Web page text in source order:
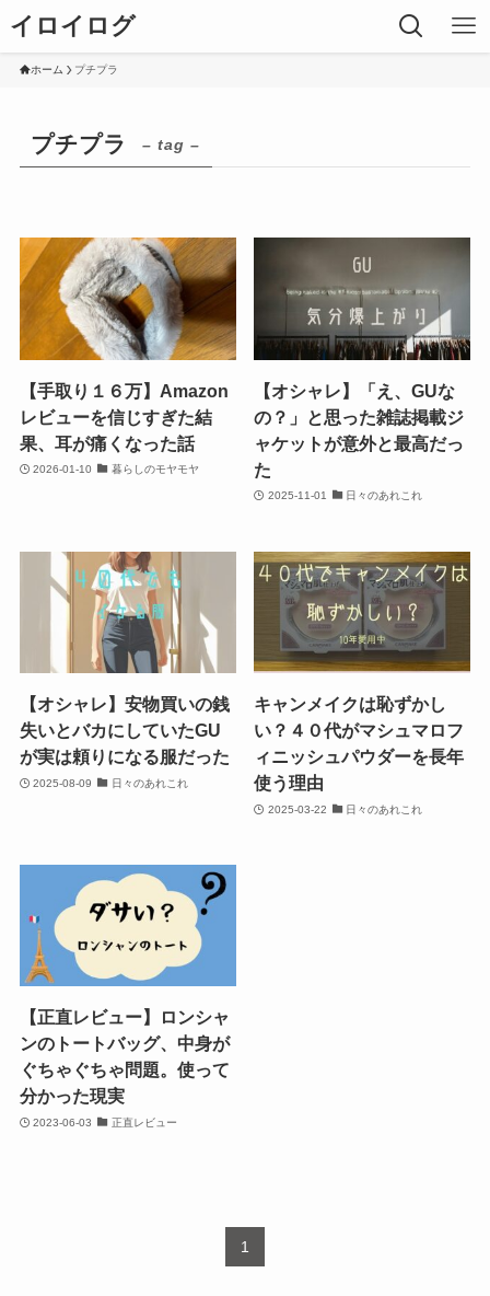
イロイログ
ホーム プチプラ
プチプラ – tag –
【手取り１６万】Amazon
レビューを信じすぎた結
果、耳が痛くなった話
2026-01-10 暮らしのモヤモヤ
【オシャレ】「え、GUな
の？」と思った雑誌掲載ジ
ャケットが意外と最高だっ
た
2025-11-01 日々のあれこれ
【オシャレ】安物買いの銭
失いとバカにしていたGU
が実は頼りになる服だった
2025-08-09 日々のあれこれ
キャンメイクは恥ずかし
い？４０代がマシュマロフ
ィニッシュパウダーを長年
使う理由
2025-03-22 日々のあれこれ
【正直レビュー】ロンシャ
ンのトートバッグ、中身が
ぐちゃぐちゃ問題。使って
分かった現実
2023-06-03 正直レビュー
1